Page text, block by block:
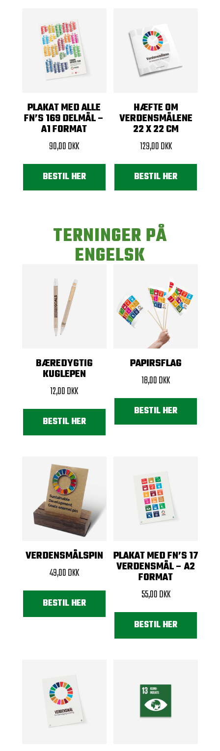
PLAKAT MED ALLE
FN’S 169 DELMÅL –
A1 FORMAT
90,00DKK
BESTIL HER
HÆFTE OM
VERDENSMÅLENE
22 X 22 CM
129,00DKK
BESTIL HER
TERNINGER PÅ
ENGELSK
BÆREDYGTIG
KUGLEPEN
12,00DKK
BESTIL HER
PAPIRSFLAG
18,00DKK
BESTIL HER
VERDENSMÅLSPIN
49,00DKK
BESTIL HER
PLAKAT MED FN’S 17
VERDENSMÅL – A2
FORMAT
55,00DKK
BESTIL HER